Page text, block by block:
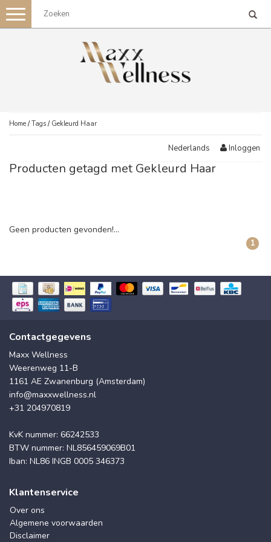
Toggle
navigation
Home /Tags / Gekleurd Haar
Nederlands Inloggen
Producten getagd met Gekleurd Haar
Geen producten gevonden!...
1
Contactgegevens
Maxx Wellness
Weerenweg 11-B
1161 AE Zwanenburg (Amsterdam)
info@maxxwellness.nl
+31 204970819
KvK nummer: 66242533
BTW nummer: NL856459069B01
Iban: NL86 INGB 0005 346373
Klantenservice
Over ons
Algemene voorwaarden
Disclaimer